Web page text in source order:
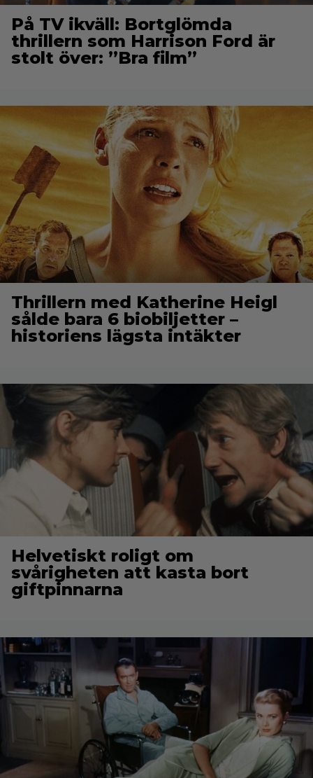
På TV ikväll: Bortglömda
thrillern som Harrison Ford är
stolt över: ”Bra film”
Thrillern med Katherine Heigl
sålde bara 6 biobiljetter –
historiens lägsta intäkter
Helvetiskt roligt om
svårigheten att kasta bort
giftpinnarna